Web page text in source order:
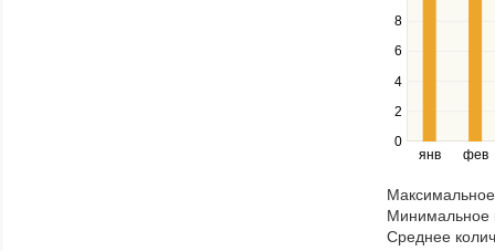
янв фев
0
2
4
6
8
series.
Use
the
and
right
navigate
through
items
Минимальное
Среднее